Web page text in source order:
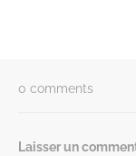
0 comments
Laisser un